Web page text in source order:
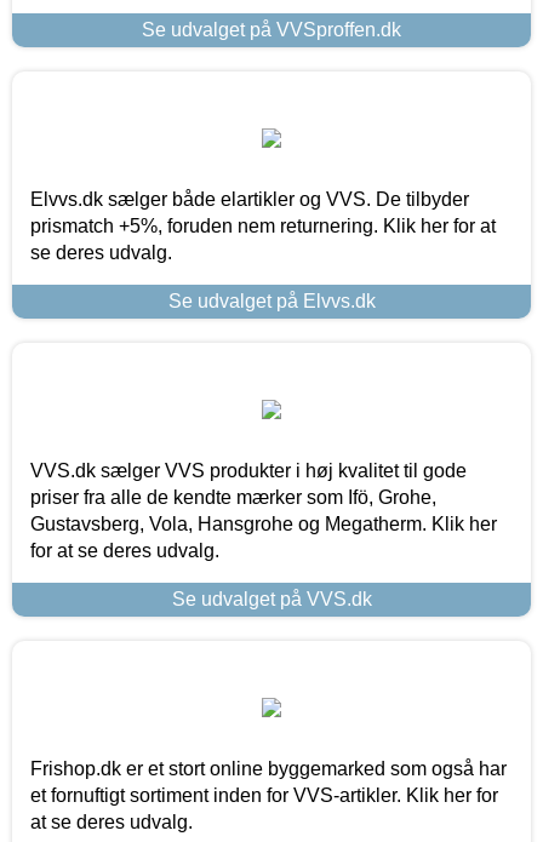
Se udvalget på VVSproffen.dk
Elvvs.dk sælger både elartikler og VVS. De tilbyder
prismatch +5%, foruden nem returnering. Klik her for at
se deres udvalg.
Se udvalget på Elvvs.dk
VVS.dk sælger VVS produkter i høj kvalitet til gode
priser fra alle de kendte mærker som Ifö, Grohe,
Gustavsberg, Vola, Hansgrohe og Megatherm. Klik her
for at se deres udvalg.
Se udvalget på VVS.dk
Frishop.dk er et stort online byggemarked som også har
et fornuftigt sortiment inden for VVS-artikler. Klik her for
at se deres udvalg.